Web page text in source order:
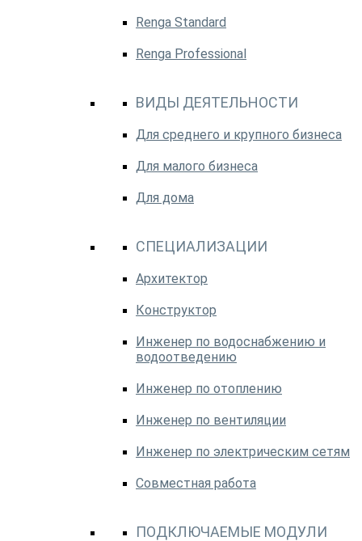
Renga Standard
Renga Professional
ВИДЫ ДЕЯТЕЛЬНОСТИ
Для среднего и крупного бизнеса
Для малого бизнеса
Для дома
СПЕЦИАЛИЗАЦИИ
Архитектор
Конструктор
Инженер по водоснабжению и
водоотведению
Инженер по отоплению
Инженер по вентиляции
Инженер по электрическим сетям
Совместная работа
ПОДКЛЮЧАЕМЫЕ МОДУЛИ